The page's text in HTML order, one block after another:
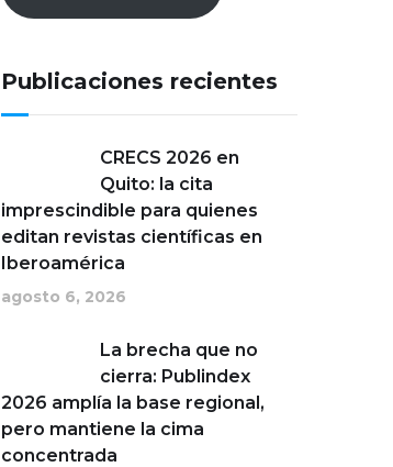
Publicaciones recientes
CRECS 2026 en
Quito: la cita
imprescindible para quienes
editan revistas científicas en
Iberoamérica
agosto 6, 2026
La brecha que no
cierra: Publindex
2026 amplía la base regional,
pero mantiene la cima
concentrada